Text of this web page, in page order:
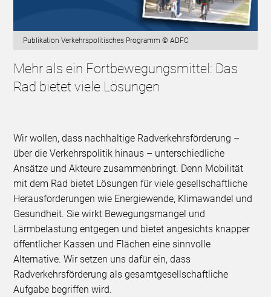
Publikation Verkehrspolitisches Programm © ADFC
Mehr als ein Fortbewegungsmittel: Das
Rad bietet viele Lösungen
Wir wollen, dass nachhaltige Radverkehrsförderung –
über die Verkehrspolitik hinaus – unterschiedliche
Ansätze und Akteure zusammenbringt. Denn Mobilität
mit dem Rad bietet Lösungen für viele gesellschaftliche
Herausforderungen wie Energiewende, Klimawandel und
Gesundheit. Sie wirkt Bewegungsmangel und
Lärmbelastung entgegen und bietet angesichts knapper
öffentlicher Kassen und Flächen eine sinnvolle
Alternative. Wir setzen uns dafür ein, dass
Radverkehrsförderung als gesamtgesellschaftliche
Aufgabe begriffen wird.